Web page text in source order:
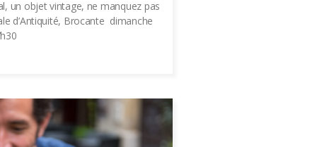
un objet vintage, ne manquez pas
d’Antiquité, Brocante dimanche